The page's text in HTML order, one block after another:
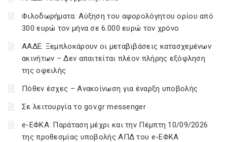
Φιλοδωρήματα: Αύξηση του αφορολόγητου ορίου από
300 ευρώ τον μήνα σε 6.000 ευρώ τον χρόνο
ΑΑΔΕ: Ξεμπλοκάρουν οι μεταβιβάσεις κατασχεμένων
ακινήτων – Δεν απαιτείται πλέον πλήρης εξόφληση
της οφειλής
Πόθεν έσχες – Ανακοίνωση για έναρξη υποβολής
Σε λειτουργία το gov.gr messenger
e-ΕΦΚΑ: Παράταση μέχρι και την Πέμπτη 10/09/2026
της προθεσμίας υποβολής ΑΠΔ του e-ΕΦΚΑ